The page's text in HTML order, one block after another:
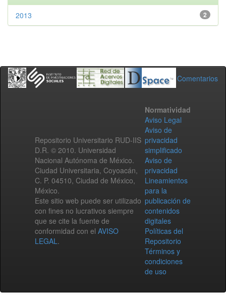
2
2013
Comentarios
Repositorio Universitario RUD-IIS
D.R. © 2010. Universidad
Nacional Autónoma de México.
Ciudad Universitaria, Coyoacán,
C. P. 04510, Ciudad de México,
México.
Este sitio web puede ser utilizado
con fines no lucrativos siempre
que se cite la fuente de
conformidad con el AVISO
LEGAL.
Normatividad
Aviso Legal
Aviso de
privacidad
simplificado
Aviso de
privacidad
Lineamientos
para la
publicación de
contenidos
digitales
Políticas del
Repositorio
Términos y
condiciones
de uso